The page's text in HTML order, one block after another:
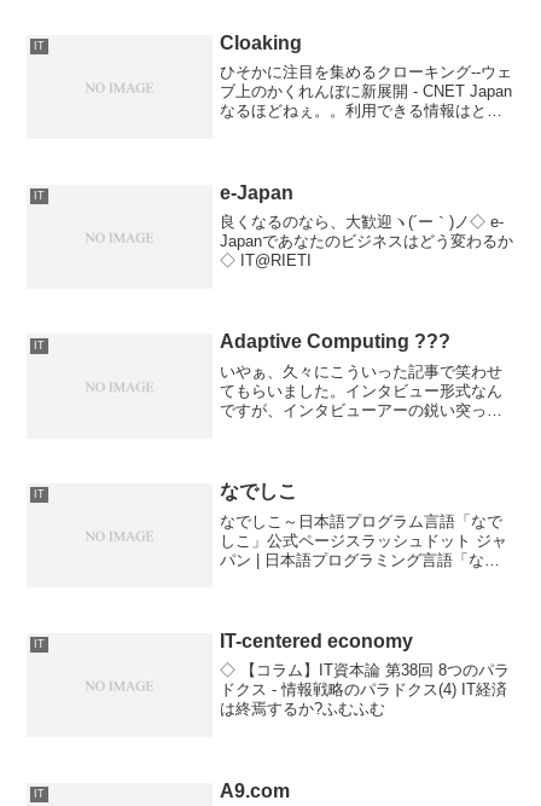
IT Cloaking
ひそかに注目を集めるクローキング--ウェ
ブ上のかくれんぼに新展開 - CNET Japan
なるほどねぇ。。利用できる情報はとこ
りつく人...
IT e-Japan
良くなるのなら、大歓迎ヽ(´ー｀)ノ◇ e-
Japanであなたのビジネスはどう変わるか
◇ IT@RIETI
IT Adaptive Computing ???
いやぁ、久々にこういった記事で笑わせ
てもらいました。インタビュー形式なん
ですが、インタビューアーの鋭い突っ込
すが・爆）に「アダプティ...
IT なでしこ
なでしこ～日本語プログラム言語「なで
しこ」公式ページスラッシュドット ジャ
パン | 日本語プログラミング言語「なで
正式にリリースされ...
IT IT-centered economy
◇ 【コラム】IT資本論 第38回 8つのパラ
ドクス - 情報戦略のパラドクス(4) IT経済
は終焉するか?ふむふむ
IT A9.com